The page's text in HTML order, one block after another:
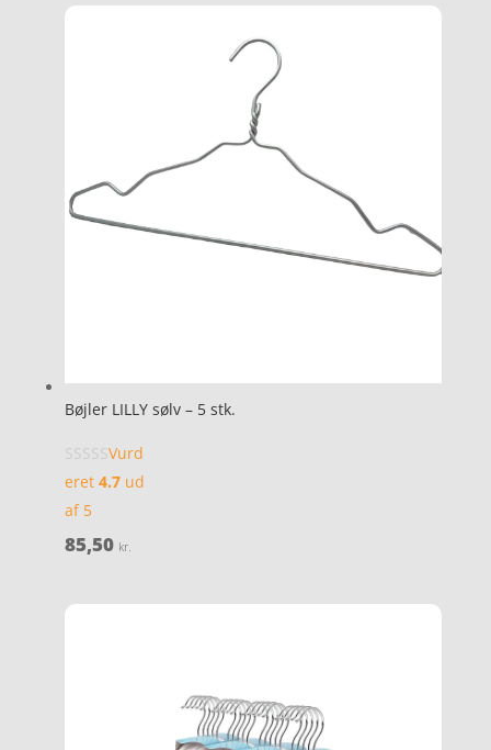
Bøjler LILLY sølv – 5 stk.
Vurd
eret 4.7ud
af 5
85,50 kr.